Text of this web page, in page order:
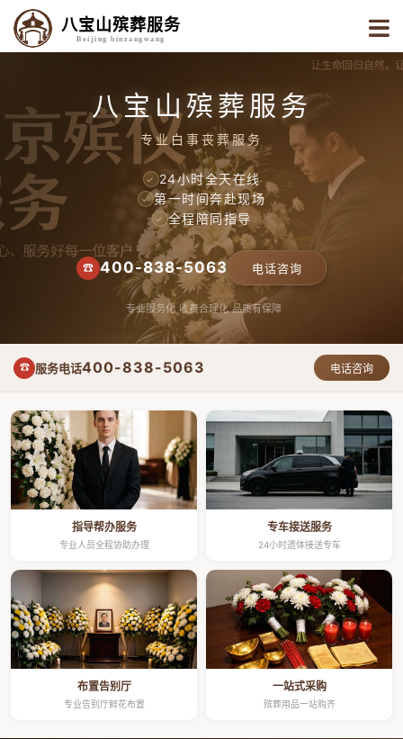
八宝山殡葬服务
Beijing binzangwang
八宝山殡葬服务
专业白事丧葬服务
✓ 24小时全天在线
✓ 第一时间奔赴现场
✓ 全程陪同指导
☎ 400-838-5063 电话咨询
专业服务化 收费合理化 品质有保障
☎ 服务电话400-838-5063 电话咨询
指导帮办服务
专业人员全程协助办理
专车接送服务
24小时遗体接送专车
布置告别厅
专业告别厅鲜花布置
一站式采购
殡葬用品一站购齐